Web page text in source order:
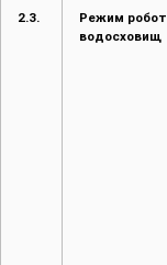
2.3.
Режим
водосховищ